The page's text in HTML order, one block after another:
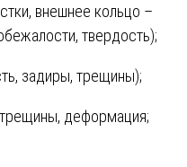
внешнее кольцо –
твердость);
задиры, трещины);
деформация;